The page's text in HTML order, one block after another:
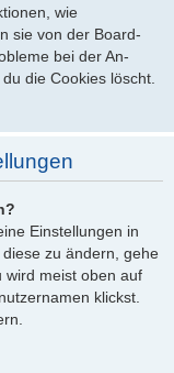
wie
sie von der Board-
bei der An-
die Cookies löscht.
Einstellungen in
zu ändern, gehe
wird meist oben auf
klickst.